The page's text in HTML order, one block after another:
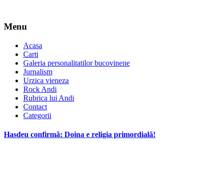
Menu
Acasa
Carti
Galeria personalitatilor bucovinene
Jurnalism
Urzica vieneza
Rock Andi
Rubrica lui Andi
Contact
Categorii
Hasdeu confirmă: Doina e religia primordială!